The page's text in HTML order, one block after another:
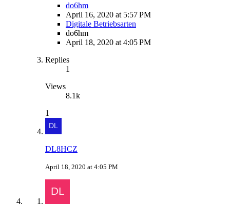
do6hm
April 16, 2020 at 5:57 PM
Digitale Betriebsarten
do6hm
April 18, 2020 at 4:05 PM
Replies
1
Views
8.1k
1
DL8HCZ
April 18, 2020 at 4:05 PM